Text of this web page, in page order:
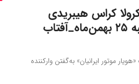
کراس هیبریدی
نیوفیس از روز شنبه ۲۵ بهمن‌ماه_آفتاب
موتور ایرانیان» به‌گفتن وارکننده